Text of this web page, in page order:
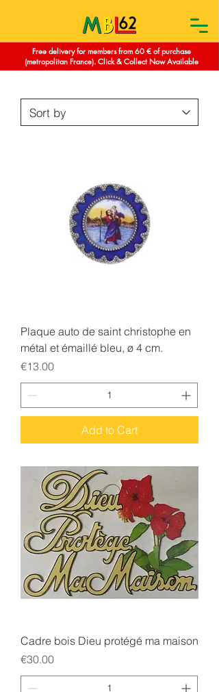
Free delivery for members from 60 € of purchase
(metropolitan France). Click & Collect Now Available
Plaque auto de saint christophe en
métal et émaillé bleu, ø 4 cm.
Price
€13.00
Add to Cart
Cadre bois Dieu protégé ma maison
Price
€30.00